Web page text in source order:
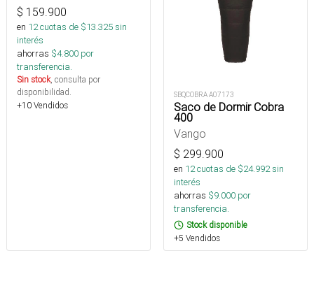
$ 159.900
en 12cuotas de $13.325sin
interés
ahorras $4.800 por
transferencia.
Sin stock, consulta por
disponibilidad.
+10 Vendidos
SBQCOBRA A07173
Saco de Dormir Cobra
400
Vango
$ 299.900
en 12cuotas de $24.992sin
interés
ahorras $9.000 por
transferencia.
Stock disponible
+5 Vendidos